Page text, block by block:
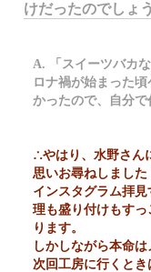
けだったのでしょ
A. 「スイーツバカ
ロナ禍が始まった
かったので、自分で
∴やはり、水野さん
思いお尋ねしました
インスタグラム拝
理も盛り付けもす
ります。
しかしながら本命
次回工房に行くと